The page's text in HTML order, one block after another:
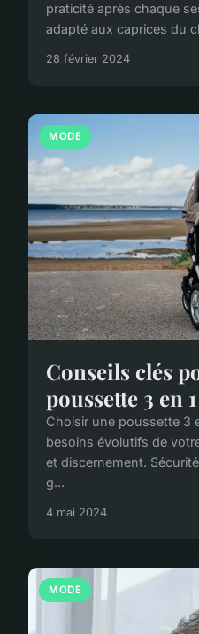
praticité après chaque
adapté aux caprices du
28 février 2024
MODE
Conseils clés
poussette 3 en 1
Choisir une poussette 3
besoins évolutifs de
et discernement.
g...
4 mai 2024
MODE